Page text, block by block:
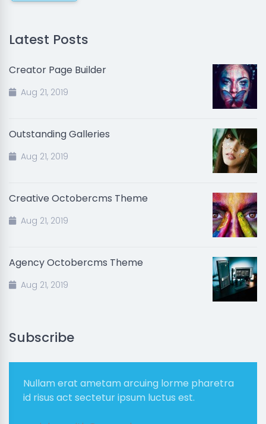
Latest Posts
Creator Page Builder
Aug 21, 2019
Outstanding Galleries
Aug 21, 2019
Creative Octobercms Theme
Aug 21, 2019
Agency Octobercms Theme
Aug 21, 2019
Subscribe
Nullam erat ametam arcuing lorme pharetra
id risus act sectetur ipsum luctus est.